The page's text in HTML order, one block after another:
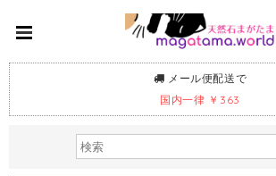
メール便配送で
国内一律 ￥363